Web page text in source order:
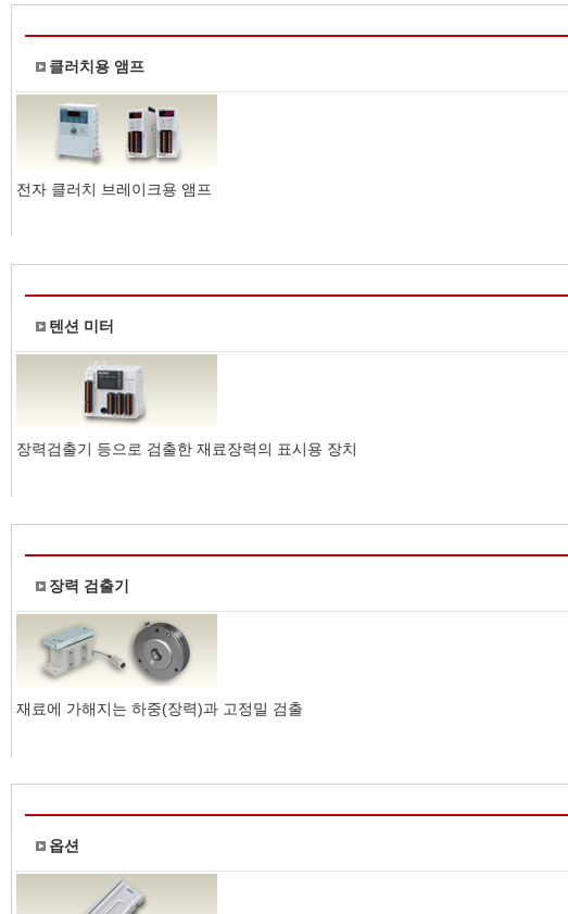
클러치용 앰프
전자 클러치 브레이크용 앰프
텐션 미터
장력검출기 등으로 검출한 재료장력의 표시용 장치
장력 검출기
재료에 가해지는 하중(장력)과 고정밀 검출
옵션